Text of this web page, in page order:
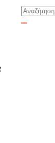
Αναζήτηση